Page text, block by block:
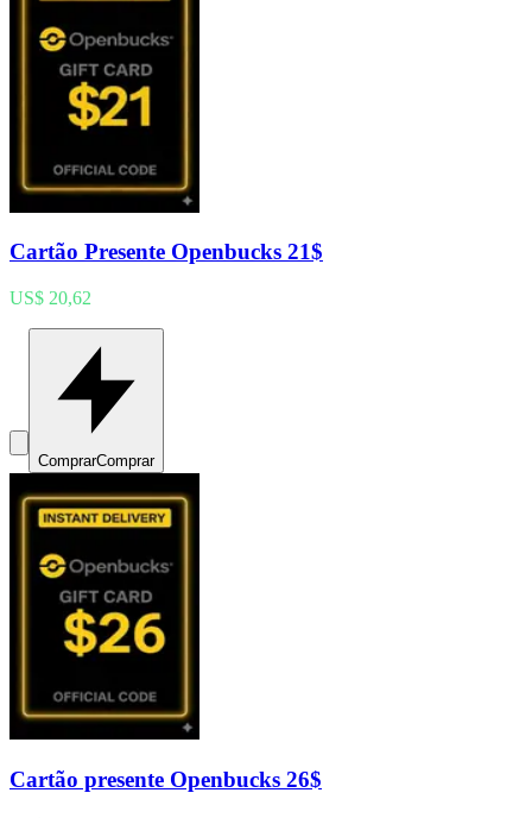
Cartão Presente Openbucks 21$
US$ 20,62
ComprarComprar
Cartão presente Openbucks 26$